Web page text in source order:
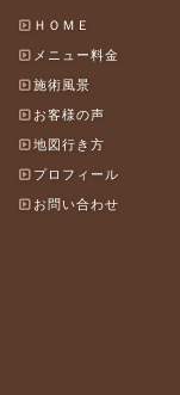
ＨＯＭＥ
メニュー料金
施術風景
お客様の声
地図行き方
プロフィール
お問い合わせ